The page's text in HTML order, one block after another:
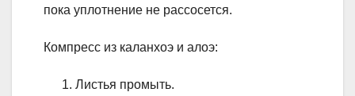
пока уплотнение не рассосется.
Компресс из каланхоэ и алоэ:
Листья промыть.